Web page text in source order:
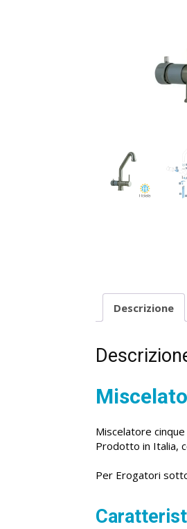
Descrizione
Miscelatore
Prodotto in Italia,
Per Erogatori